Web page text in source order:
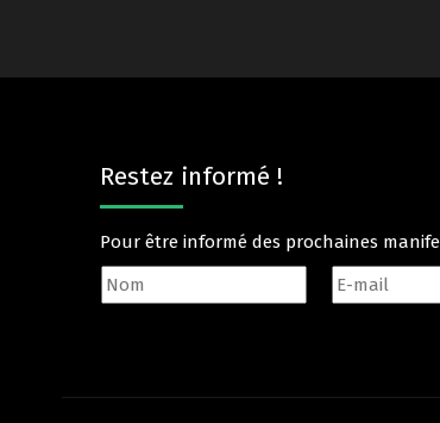
Restez informé !
Pour être informé des prochaines